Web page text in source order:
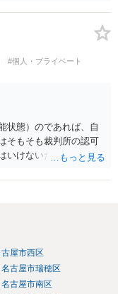
に該当する場合には、
は可能ですが、この点
資料をもとに相談して
#個人・プライベート
状態）のであれば、自
そもそも裁判所の認可
いけないため任意整理
も法テラスが援助して
屋市西区
名古屋市瑞穂区
名古屋市南区